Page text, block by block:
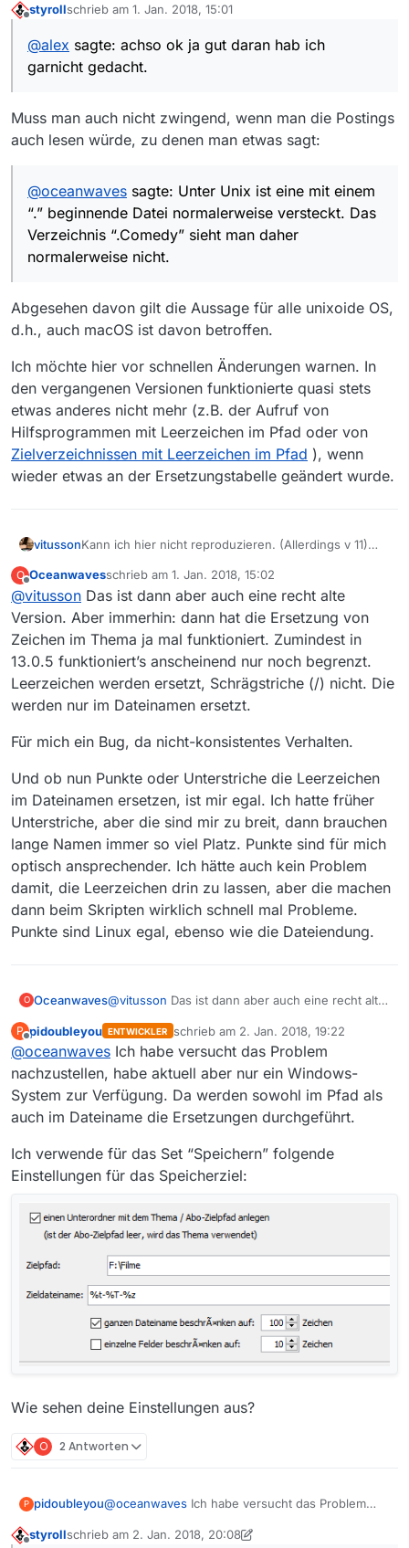
eines Dateinamens unter Linux. Damit ist die Datei
“versteckt” und im File Manager normalerweise nicht
sichtbar.
achso ok ja gut daran hab ich garnicht gedacht.
Offline
styrollschrieb am 1. Jan. 2018, 15:01
zuletzt editiert von
@alex sagte: achso ok ja gut daran hab ich
garnicht gedacht.
Muss man auch nicht zwingend, wenn man die Postings
auch lesen würde, zu denen man etwas sagt:
@oceanwaves sagte: Unter Unix ist eine mit einem
“.” beginnende Datei normalerweise versteckt. Das
Verzeichnis “.Comedy” sieht man daher
normalerweise nicht.
Abgesehen davon gilt die Aussage für alle unixoide OS,
d.h., auch macOS ist davon betroffen.
Ich möchte hier vor schnellen Änderungen warnen. In
den vergangenen Versionen funktionierte quasi stets
etwas anderes nicht mehr (z.B. der Aufruf von
Hilfsprogrammen mit Leerzeichen im Pfad oder von
Zielverzeichnissen mit Leerzeichen im Pfad ), wenn
wieder etwas an der Ersetzungstabelle geändert wurde.
vitussonKann ich hier nicht reproduzieren. (Allerdings v 11)
anstandslos angelegt.
was das Ersetzen von Leerzeichen mit Punkten
angeht stimme ich zu. Eher suuboptimale Idee.
O
Offline
Oceanwavesschrieb am 1. Jan. 2018, 15:02
zuletzt editiert von
@vitusson Das ist dann aber auch eine recht alte
Version. Aber immerhin: dann hat die Ersetzung von
Zeichen im Thema ja mal funktioniert. Zumindest in
13.0.5 funktioniert’s anscheinend nur noch begrenzt.
Leerzeichen werden ersetzt, Schrägstriche (/) nicht. Die
werden nur im Dateinamen ersetzt.
Für mich ein Bug, da nicht-konsistentes Verhalten.
Und ob nun Punkte oder Unterstriche die Leerzeichen
im Dateinamen ersetzen, ist mir egal. Ich hatte früher
Unterstriche, aber die sind mir zu breit, dann brauchen
lange Namen immer so viel Platz. Punkte sind für mich
optisch ansprechender. Ich hätte auch kein Problem
damit, die Leerzeichen drin zu lassen, aber die machen
dann beim Skripten wirklich schnell mal Probleme.
Punkte sind Linux egal, ebenso wie die Dateiendung.
O Oceanwaves@vitusson Das ist dann aber auch eine recht alte
von Zeichen im Thema ja mal funktioniert.
Zumindest in 13.0.5 funktioniert’s anscheinend
nur noch begrenzt. Leerzeichen werden ersetzt,
Schrägstriche (/) nicht. Die werden nur im
Dateinamen ersetzt.
Für mich ein Bug, da nicht-konsistentes
Verhalten.
Und ob nun Punkte oder Unterstriche die
Leerzeichen im Dateinamen ersetzen, ist mir
egal. Ich hatte früher Unterstriche, aber die sind
mir zu breit, dann brauchen lange Namen immer
ansprechender. Ich hätte auch kein Problem
damit, die Leerzeichen drin zu lassen, aber die
die Dateiendung.
P pidoubleyou ENTWICKLER schrieb am 2. Jan. 2018, 19:22
zuletzt editiert von
@oceanwaves Ich habe versucht das Problem
nachzustellen, habe aktuell aber nur ein Windows-
System zur Verfügung. Da werden sowohl im Pfad als
auch im Dateiname die Ersetzungen durchgeführt.
Ich verwende für das Set “Speichern” folgende
Einstellungen für das Speicherziel:
Wie sehen deine Einstellungen aus?
O 2 Antworten
P pidoubleyou@oceanwaves Ich habe versucht das Problem
Windows-System zur Verfügung. Da werden
Ich verwende für das Set “Speichern” folgende
styrollschrieb am 2. Jan. 2018, 20:08
zuletzt editiert von styroll1. Feb. 2018, 21:16